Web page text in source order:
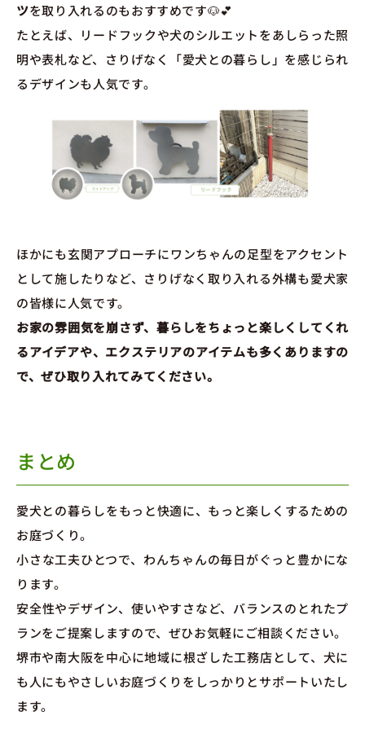
ツを取り入れるのもおすすめです🐶💕
たとえば、リードフックや犬のシルエットをあしらった照
明や表札など、さりげなく「愛犬との暮らし」を感じられ
るデザインも人気です。
ほかにも玄関アプローチにワンちゃんの足型をアクセント
として施したりなど、さりげなく取り入れる外構も愛犬家
の皆様に人気です。
お家の雰囲気を崩さず、暮らしをちょっと楽しくしてくれ
るアイデアや、エクステリアのアイテムも多くありますの
で、ぜひ取り入れてみてください。
まとめ
愛犬との暮らしをもっと快適に、もっと楽しくするための
お庭づくり。
小さな工夫ひとつで、わんちゃんの毎日がぐっと豊かにな
ります。
安全性やデザイン、使いやすさなど、バランスのとれたプ
ランをご提案しますので、ぜひお気軽にご相談ください。
堺市や南大阪を中心に地域に根ざした工務店として、犬に
も人にもやさしいお庭づくりをしっかりとサポートいたし
ます。